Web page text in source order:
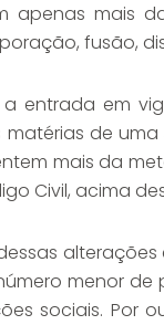
apenas mais
fusão,
a entrada em
matérias de
mais da
Civil, acima
menor
sociais. Por